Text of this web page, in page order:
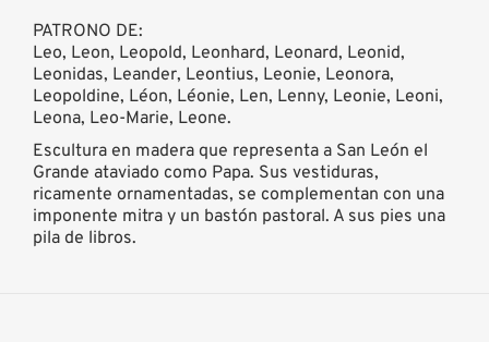
PATRONO DE:
Leo, Leon, Leopold, Leonhard, Leonard, Leonid,
Leonidas, Leander, Leontius, Leonie, Leonora,
Leopoldine, Léon, Léonie, Len, Lenny, Leonie, Leoni,
Leona, Leo-Marie, Leone.
Escultura en madera que representa a San León el
Grande ataviado como Papa. Sus vestiduras,
ricamente ornamentadas, se complementan con una
imponente mitra y un bastón pastoral. A sus pies una
pila de libros.